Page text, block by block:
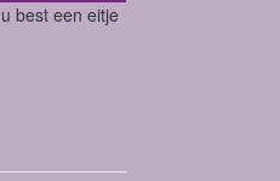
best een eitje